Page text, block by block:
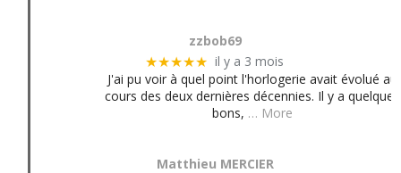
zzbob69
★★★★★ il y a 3 mois
J'ai pu voir à quel point l'horlogerie avait évolué au
cours des deux dernières décennies. Il y a quelques
bons, … More
Matthieu MERCIER